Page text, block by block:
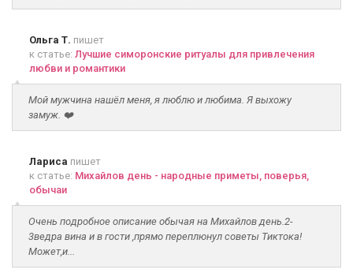
Ольга Т. пишет
к статье: Лучшие симоронские ритуалы для привлечения
любви и романтики
Мой мужчина нашёл меня, я люблю и любима. Я выхожу
замуж. ❤️
Лариса пишет
к статье: Михайлов день - народные приметы, поверья,
обычаи
Очень подробное описание обычая на Михайлов день.2-
3ведра вина и в гости ,прямо переплюнул советы Тиктока!
Может,и...